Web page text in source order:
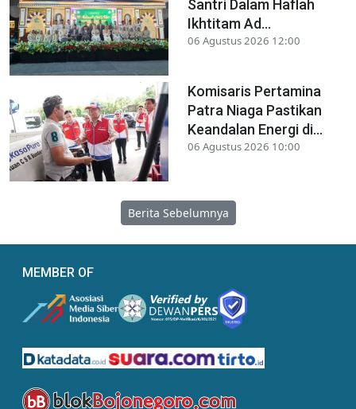
Santri Dalam Haflah
Ikhtitam Ad...
06 Agustus 2026 12:00
Komisaris Pertamina
Patra Niaga Pastikan
Keandalan Energi di...
06 Agustus 2026 10:00
Berita Sebelumnya
MEMBER OF